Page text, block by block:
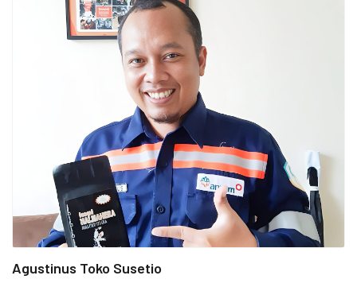
Agustinus Toko Susetio